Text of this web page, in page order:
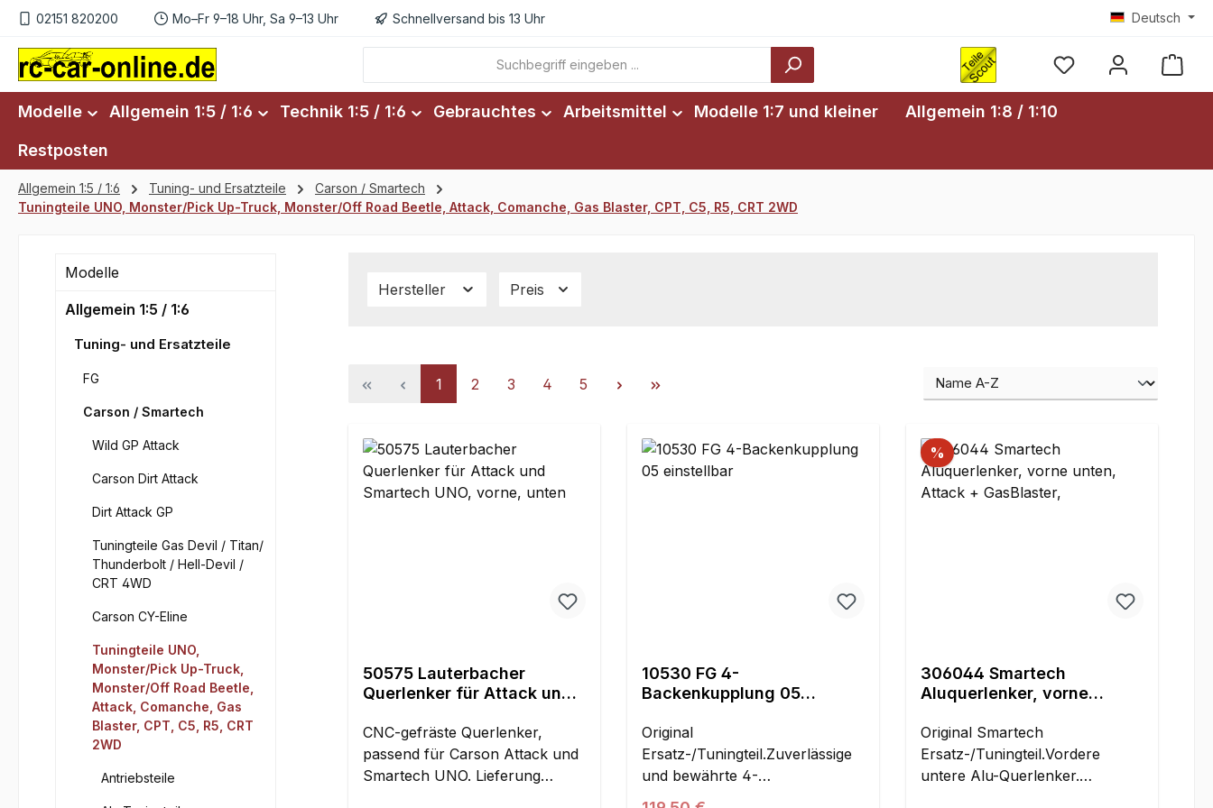
Hauptinhalt springen
Zur Suche springen
Zur Hauptnavigation springen
02151 820200 Mo–Fr 9–18 Uhr, Sa 9–13 Uhr Schnellversand bis 13 Uhr Deutsch
Modelle Allgemein 1:5 / 1:6 Technik 1:5 / 1:6 Gebrauchtes Arbeitsmittel Modelle 1:7 und kleiner Allgemein 1:8 / 1:10
Restposten
Allgemein 1:5 / 1:6 Tuning- und Ersatzteile
Carson / Smartech
Tuningteile UNO, Monster/Pick Up-Truck, Monster/Off Road Beetle, Attack, Comanche, Gas Blaster, CPT, C5, R5, CRT 2WD
Modelle
Allgemein 1:5 / 1:6
Tuning- und Ersatzteile
FG
Carson / Smartech
Wild GP Attack
Carson Dirt Attack
Dirt Attack GP
Tuningteile Gas Devil / Titan/
Thunderbolt / Hell-Devil /
CRT 4WD
Carson CY-Eline
Tuningteile UNO,
Monster/Pick Up-Truck,
Monster/Off Road Beetle,
Attack, Comanche, Gas
Blaster, CPT, C5, R5, CRT
2WD
Antriebsteile
Hersteller Preis
Seite
1 Seite
2 Seite
3 Seite
4 Seite
5
50575 Lauterbacher
Querlenker für Attack und
unten
CNC-gefräste Querlenker,
passend für Carson Attack und
Smartech UNO. Lieferung
10530 FG 4-
Backenkupplung 05
Original
Ersatz-/Tuningteil.Zuverlässige
und bewährte 4-
Backenkupplung mit
%
306044 Smartech
Aluquerlenker, vorne
Original Smartech
Ersatz-/Tuningteil.Vordere
untere Alu-Querlenker.